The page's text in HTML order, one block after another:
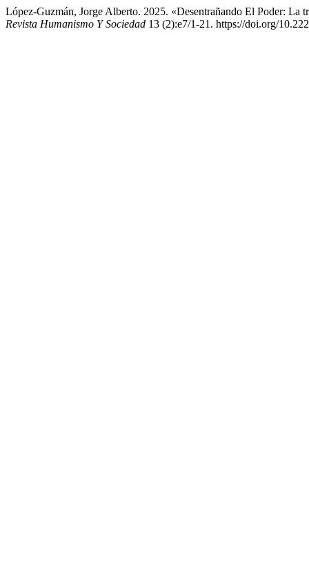
López-Guzmán, Jorge Alberto. 2025. «Desentrañando El Poder:
Revista Humanismo Y Sociedad 13 (2):e7/1-21. https://doi.org/